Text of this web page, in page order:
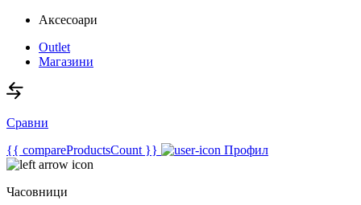
Аксесоари
Outlet
Магазини
Сравни
{{ compareProductsCount }}
Профил
Часовници